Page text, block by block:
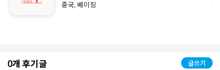
중국, 베이징
0개 후기글 글쓰기